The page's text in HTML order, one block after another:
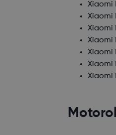
Xiaomi
Xiaomi
Xiaomi
Xiaomi
Xiaomi
Xiaomi
Xiaomi